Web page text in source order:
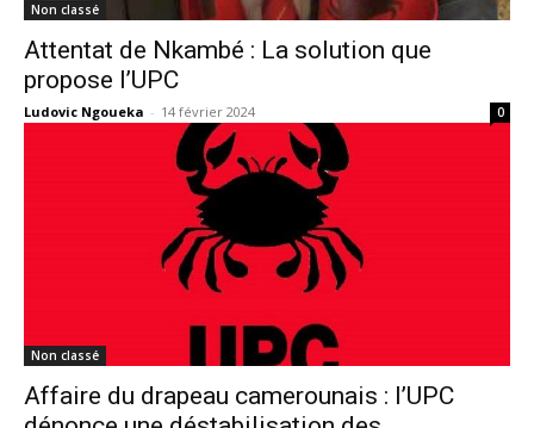
Non classé
Attentat de Nkambé : La solution que
propose l’UPC
Ludovic Ngoueka - 14 février 2024 0
Non classé
Affaire du drapeau camerounais : l’UPC